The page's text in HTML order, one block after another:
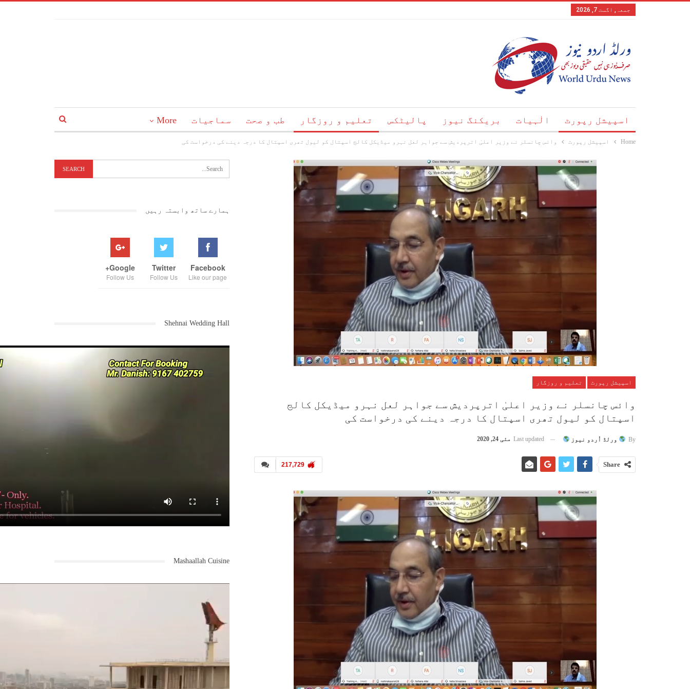
جمعہ, اگست 7, 2026
اسپیشل رپورٹ الٰہیات بریکنگ نیوز پالیٹکس تعلیم و روزگار طب و صحت سماجیات More
Home اسپیشل رپورٹ وائس چانسلر نے وزیر اعلیٰ اترپردیش سے جواہر لعل نہرو میڈیکل کالج اسپتال کو لیول تھری اسپتال کا درجہ دینے کی درخواست کی
اسپیشل رپورٹ تعلیم و روزگار
وائس چانسلر نے وزیر اعلیٰ اترپردیش سے جواہر لعل نہرو میڈیکل کالج
اسپتال کو لیول تھری اسپتال کا درجہ دینے کی درخواست کی
By ورلڈ اُردو نیوز Last updated مئی 24, 2020
217,729 Share
ہمارے ساتھ وابستہ رہیں
Facebook
Like our page
Twitter
Follow Us
Google+
Follow Us
Shehnai Wedding Hall
Mashaallah Cuisine